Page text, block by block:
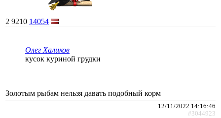
2 9210 14054
Олег Халиков
кусок куриной грудки
Золотым рыбам нельзя давать подобный корм
12/11/2022 14:16:46
#3044923